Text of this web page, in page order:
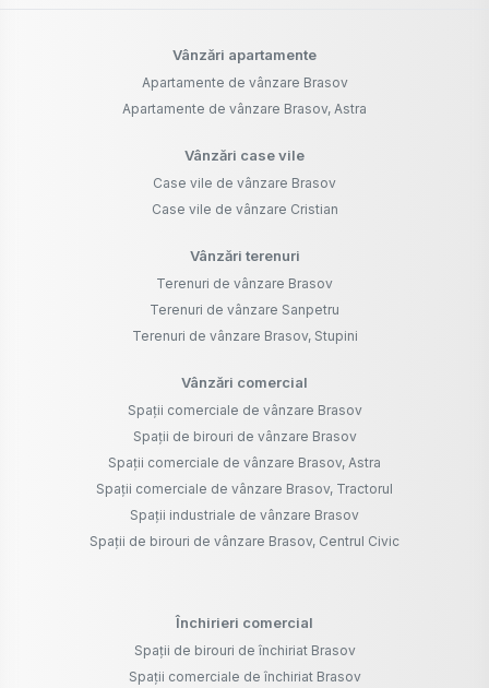
Vânzări apartamente
Apartamente de vânzare Brasov
Apartamente de vânzare Brasov, Astra
Vânzări case vile
Case vile de vânzare Brasov
Case vile de vânzare Cristian
Vânzări terenuri
Terenuri de vânzare Brasov
Terenuri de vânzare Sanpetru
Terenuri de vânzare Brasov, Stupini
Vânzări comercial
Spații comerciale de vânzare Brasov
Spații de birouri de vânzare Brasov
Spații comerciale de vânzare Brasov, Astra
Spații comerciale de vânzare Brasov, Tractorul
Spații industriale de vânzare Brasov
Spații de birouri de vânzare Brasov, Centrul Civic
Închirieri comercial
Spații de birouri de închiriat Brasov
Spații comerciale de închiriat Brasov